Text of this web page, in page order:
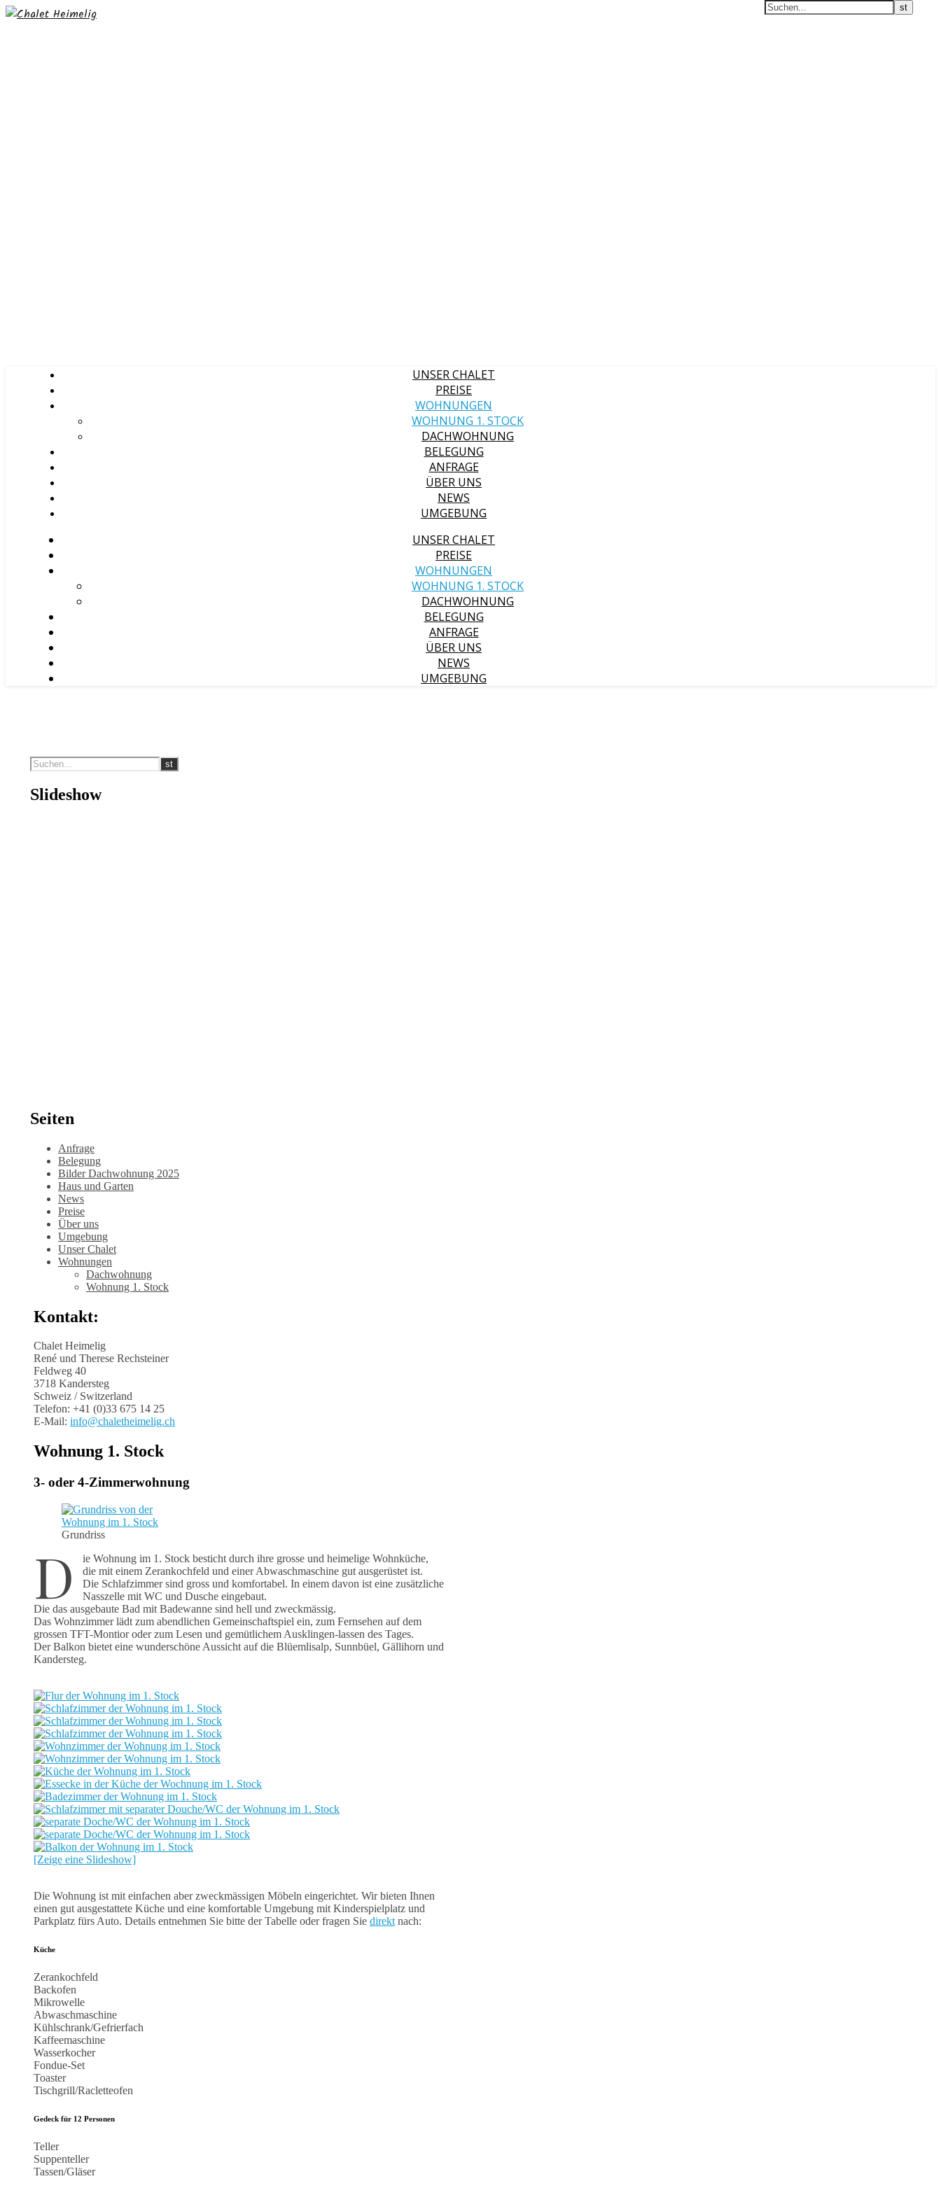
UNSER CHALET
PREISE
WOHNUNGEN
WOHNUNG 1. STOCK
DACHWOHNUNG
BELEGUNG
ANFRAGE
ÜBER UNS
NEWS
UMGEBUNG
UNSER CHALET
PREISE
WOHNUNGEN
WOHNUNG 1. STOCK
DACHWOHNUNG
BELEGUNG
ANFRAGE
ÜBER UNS
NEWS
UMGEBUNG
Slideshow
Seiten
Anfrage
Belegung
Bilder Dachwohnung 2025
Haus und Garten
News
Preise
Über uns
Umgebung
Unser Chalet
Wohnungen
Dachwohnung
Wohnung 1. Stock
Kontakt:
Chalet Heimelig
René und Therese Rechsteiner
Feldweg 40
3718 Kandersteg
Schweiz / Switzerland
Telefon: +41 (0)33 675 14 25
E-Mail: info@chaletheimelig.ch
Wohnung 1. Stock
3- oder 4-Zimmerwohnung
Grundriss
D
ie Wohnung im 1. Stock besticht durch ihre grosse und heimelige Wohnküche,
die mit einem Zerankochfeld und einer Abwaschmaschine gut ausgerüstet ist.
Die Schlafzimmer sind gross und komfortabel. In einem davon ist eine zusätzliche
Nasszelle mit WC und Dusche eingebaut.
Die das ausgebaute Bad mit Badewanne sind hell und zweckmässig.
Das Wohnzimmer lädt zum abendlichen Gemeinschaftspiel ein, zum Fernsehen auf dem
grossen TFT-Montior oder zum Lesen und gemütlichem Ausklingen-lassen des Tages.
Der Balkon bietet eine wunderschöne Aussicht auf die Blüemlisalp, Sunnbüel, Gällihorn und
Kandersteg.
[Zeige eine Slideshow]
Die Wohnung ist mit einfachen aber zweckmässigen Möbeln eingerichtet. Wir bieten Ihnen
einen gut ausgestattete Küche und eine komfortable Umgebung mit Kinderspielplatz und
Parkplatz fürs Auto. Details entnehmen Sie bitte der Tabelle oder fragen Sie direkt nach:
Küche
Zerankochfeld
Backofen
Mikrowelle
Abwaschmaschine
Kühlschrank/Gefrierfach
Kaffeemaschine
Wasserkocher
Fondue-Set
Toaster
Tischgrill/Racletteofen
Gedeck für 12 Personen
Teller
Suppenteller
Tassen/Gläser